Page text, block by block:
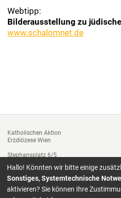
Webtipp:
Bilderausstellung zu
www.schalomnet.de
Katholischen Aktion
Erzdiözese Wien
Stephansplatz 6/5
Tel. +43 1 51552-3312
Fax: 01/ 51552-3143
katholische.aktion@edw.or.at
Hallo! Könnten wir bitte einige
Sonstiges, Systemtechnische
aktivieren? Sie können Ihre